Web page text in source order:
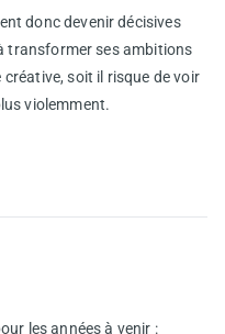
donc devenir décisives
transformer ses ambitions
soit il risque de voir
violemment.
les années à venir :